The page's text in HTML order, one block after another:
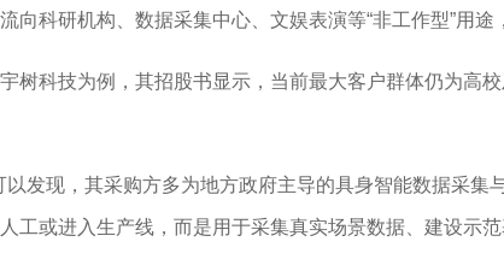
科研机构、数据采集中心、文娱表演等“非工作型”用
树科技为例，其招股书显示，当前最大客户群体仍为高
发现，其采购方多为地方政府主导的具身智能数据采
工或进入生产线，而是用于采集真实场景数据、建设示